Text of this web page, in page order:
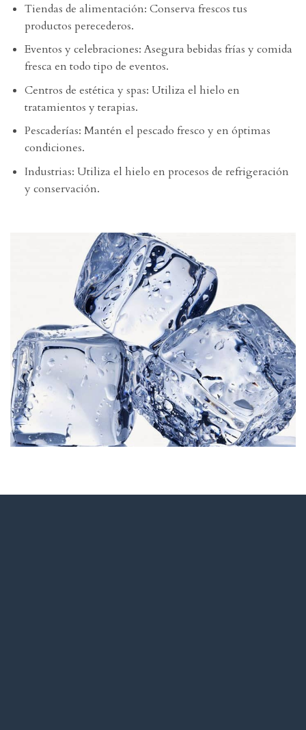
Tiendas de alimentación: Conserva frescos tus
productos perecederos.
Eventos y celebraciones: Asegura bebidas frías y comida
fresca en todo tipo de eventos.
Centros de estética y spas: Utiliza el hielo en
tratamientos y terapias.
Pescaderías: Mantén el pescado fresco y en óptimas
condiciones.
Industrias: Utiliza el hielo en procesos de refrigeración
y conservación.